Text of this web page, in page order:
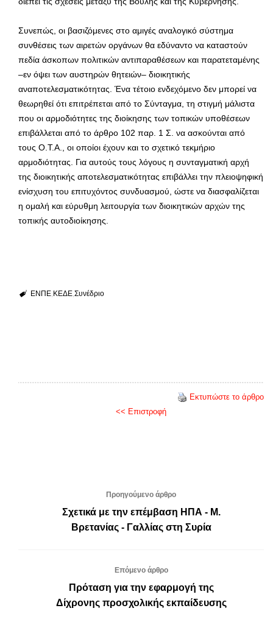
Συνεπώς, οι βασιζόμενες στο αμιγές αναλογικό σύστημα
συνθέσεις των αιρετών οργάνων θα εδύναντο να καταστούν
πεδία άσκοπων πολιτικών αντιπαραθέσεων και παρατεταμένης
–εν όψει των αυστηρών θητειών– διοικητικής
αναποτελεσματικότητας. Ένα τέτοιο ενδεχόμενο δεν μπορεί να
θεωρηθεί ότι επιτρέπεται από το Σύνταγμα, τη στιγμή μάλιστα
που οι αρμοδιότητες της διοίκησης των τοπικών υποθέσεων
επιβάλλεται από το άρθρο 102 παρ. 1 Σ. να ασκούνται από
τους Ο.Τ.Α., οι οποίοι έχουν και το σχετικό τεκμήριο
αρμοδιότητας. Για αυτούς τους λόγους η συνταγματική αρχή
της διοικητικής αποτελεσματικότητας επιβάλλει την πλειοψηφική
ενίσχυση του επιτυχόντος συνδυασμού, ώστε να διασφαλίζεται
η ομαλή και εύρυθμη λειτουργία των διοικητικών αρχών της
τοπικής αυτοδιοίκησης.
ΕΝΠΕ ΚΕΔΕ Συνέδριο
Εκτυπώστε το άρθρο
<< Επιστροφή
Προηγούμενο άρθρο
Σχετικά με την επέμβαση ΗΠΑ - Μ.
Βρετανίας - Γαλλίας στη Συρία
Επόμενο άρθρο
Πρόταση για την εφαρμογή της
Δίχρονης προσχολικής εκπαίδευσης